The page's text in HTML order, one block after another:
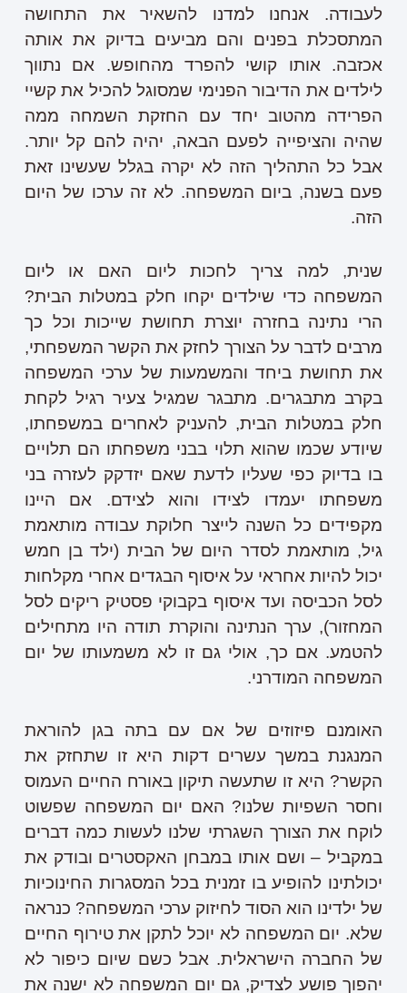
לעבודה. אנחנו למדנו להשאיר את התחושה
המתסכלת בפנים והם מביעים בדיוק את אותה
אכזבה. אותו קושי להפרד מהחופש. אם נתווך
לילדים את הדיבור הפנימי שמסוגל להכיל את קשיי
הפרידה מהטוב יחד עם החזקת השמחה ממה
שהיה והציפייה לפעם הבאה, יהיה להם קל יותר.
אבל כל התהליך הזה לא יקרה בגלל שעשינו זאת
פעם בשנה, ביום המשפחה. לא זה ערכו של היום
הזה.
שנית, למה צריך לחכות ליום האם או ליום
המשפחה כדי שילדים יקחו חלק במטלות הבית?
הרי נתינה בחזרה יוצרת תחושת שייכות וכל כך
מרבים לדבר על הצורך לחזק את הקשר המשפחתי,
את תחושת ביחד והמשמעות של ערכי המשפחה
בקרב מתבגרים. מתבגר שמגיל צעיר רגיל לקחת
חלק במטלות הבית, להעניק לאחרים במשפחתו,
שיודע שכמו שהוא תלוי בבני משפחתו הם תלויים
בו בדיוק כפי שעליו לדעת שאם יזדקק לעזרה בני
משפחתו יעמדו לצידו והוא לצידם. אם היינו
מקפידים כל השנה לייצר חלוקת עבודה מותאמת
גיל, מותאמת לסדר היום של הבית (ילד בן חמש
יכול להיות אחראי על איסוף הבגדים אחרי מקלחות
לסל הכביסה ועד איסוף בקבוקי פסטיק ריקים לסל
המחזור), ערך הנתינה והוקרת תודה היו מתחילים
להטמע. אם כך, אולי גם זו לא משמעותו של יום
המשפחה המודרני.
האומנם פיזוזים של אם עם בתה בגן להוראת
המנגנת במשך עשרים דקות היא זו שתחזק את
הקשר? היא זו שתעשה תיקון באורח החיים העמוס
וחסר השפיות שלנו? האם יום המשפחה שפשוט
לוקח את הצורך השגרתי שלנו לעשות כמה דברים
במקביל – ושם אותו במבחן האקסטרים ובודק את
יכולתינו להופיע בו זמנית בכל המסגרות החינוכיות
של ילדינו הוא הסוד לחיזוק ערכי המשפחה? כנראה
שלא. יום המשפחה לא יוכל לתקן את טירוף החיים
של החברה הישראלית. אבל כשם שיום כיפור לא
יהפוך פושע לצדיק, גם יום המשפחה לא ישנה את